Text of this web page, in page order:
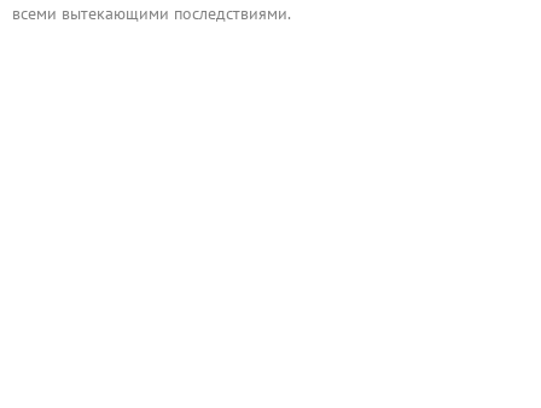
всеми вытекающими последствиями.